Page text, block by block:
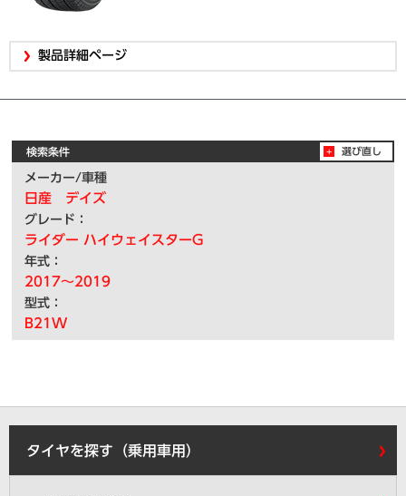
製品詳細ページ
検索条件
メーカー/車種
日産 デイズ
グレード：
ライダー ハイウェイスターG
年式：
2017～2019
型式：
B21W
選び直し
タイヤを探す（乗用車用）